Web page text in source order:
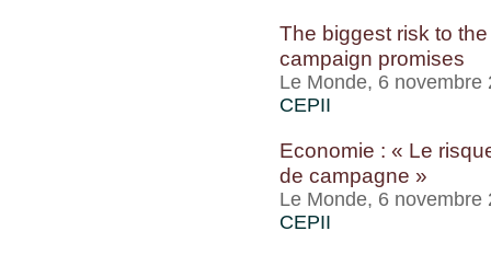
The biggest risk to
campaign promises
Le Monde, 6 novembre
CEPII
Economie : « Le
de campagne »
Le Monde, 6 novembre
CEPII